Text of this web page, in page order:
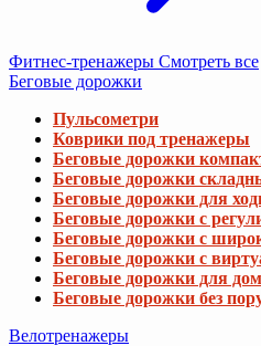
Фитнес-тренажеры Смотреть все
Беговые дорожки
Пульсометри
Коврики под тренажеры
Беговые дорожки
Беговые дорожки
Беговые дорожки для
Беговые дорожки с
Беговые дорожки с
Беговые дорожки с
Беговые дорожки для
Беговые дорожки без
Велотренажеры